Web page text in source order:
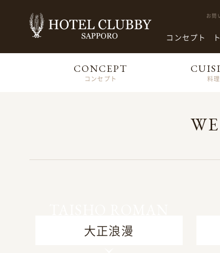
お問
コンセプト
CONCEPT
コンセプト 料理
大正浪漫